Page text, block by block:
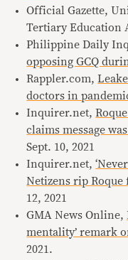
Official Gazette,
Tertiary Education
Philippine Daily
opposing GCQ
Rappler.com,
doctors in
Inquirer.net,
claims message
Sept. 10, 2021
Inquirer.net,
Netizens rip
12, 2021
GMA News Online,
mentality’ remark
2021.